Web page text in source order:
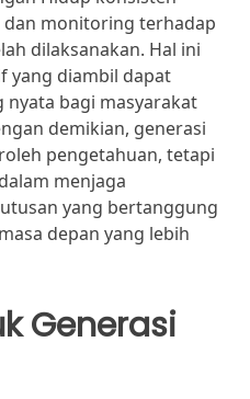
dan monitoring terhadap
dilaksanakan. Hal ini
yang diambil dapat
bagi masyarakat
demikian, generasi
pengetahuan, tetapi
menjaga
yang bertanggung
depan yang lebih
Generasi